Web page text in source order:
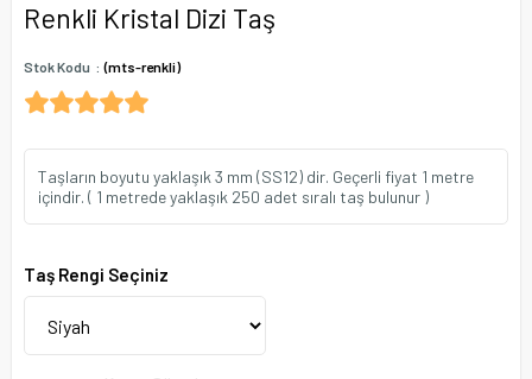
Renkli Kristal Dizi Taş
Stok Kodu (mts-renkli)
Taşların boyutu yaklaşık 3 mm (SS12) dir. Geçerli fiyat 1 metre
içindir. ( 1 metrede yaklaşık 250 adet sıralı taş bulunur )
Taş Rengi Seçiniz